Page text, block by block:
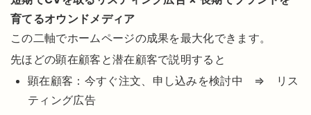
育てるオウンドメディア
この二軸でホームページの成果を最大化できます。
先ほどの顕在顧客と潜在顧客で説明すると
顕在顧客：今すぐ注文、申し込みを検討中 ⇒ リス
ティング広告